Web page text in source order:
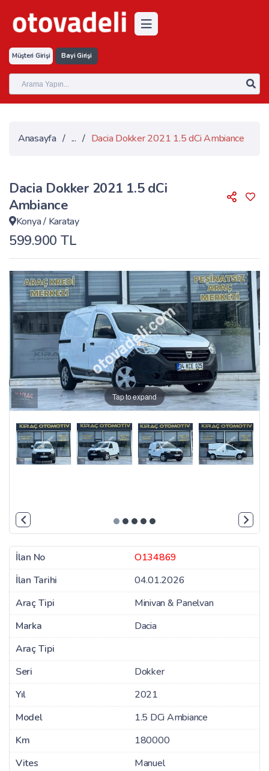
Müşteri Girişi Bayi Girişi
Anasayfa / ... / Dacia Dokker 2021 1.5 dCi Ambiance
Dacia Dokker 2021 1.5 dCi
Ambiance
Konya/ Karatay
599.900 TL
Tap to expand
İlan No
O134869
İlan Tarihi
04.01.2026
Araç Tipi
Minivan & Panelvan
Marka
Dacia
Araç Tipi
Seri
Dokker
Yıl
2021
Model
1.5 DCi Ambiance
Km
180000
Vites
Manuel